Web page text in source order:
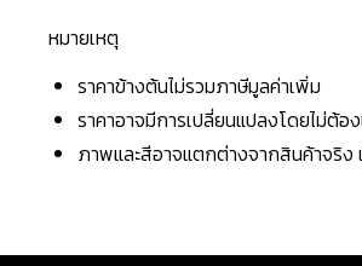
หมายเหตุ
ราคาข้างต้นไม่รวมภาษีมูลค่าเพิ่ม
ราคาอาจมีการเปลี่ยนแปลงโดยไม่ต้อ
ภาพและสีอาจแตกต่างจากสินค้าจริง